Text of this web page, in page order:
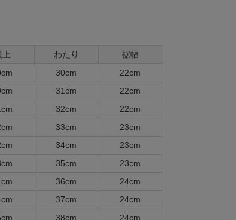
上 わたり
裾幅
30cm
22cm
31cm
22cm
32cm
22cm
33cm
23cm
34cm
23cm
35cm
23cm
36cm
24cm
37cm
24cm
38cm
24cm